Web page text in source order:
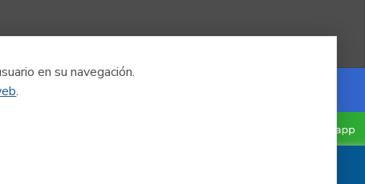
en su navegación.
.
Powered by Nexura